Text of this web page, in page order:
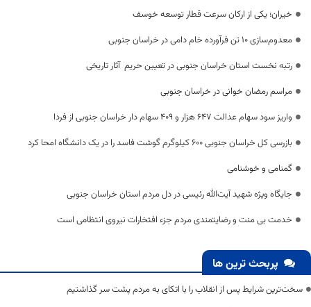
خیران؛ یکی از ارکان سرعت قطار توسعه خوسف
معدوم‌سازی 10 تن فرآورده خام دامی در خراسان جنوبی
رتبه نخست استان خراسان جنوبی در تعیین حریم آثار تاریخی
مراسم رمضان خوانی در خراسان جنوبی
واریز سود سهام عدالت 647 هزار و 409 سهام دار خراسان جنوبی از فردا
بازرسی کل خراسان جنوبی 600 کیلوگرم گوشت فاسد را در یک دانشگاه امحا کرد
گمنامی و خوشنامی
جایگاه ویژه شهید آیت‌الله رئیسی در دل مردم استان خراسان جنوبی
خدمت بی منت و رضایتمندی مردم جزء افتخارات نیروی انتظامی است
پربحث ترین ها
سخت‌ترین شرایط پس از انقلاب را با اتکای به مردم پشت سر گذاشتیم